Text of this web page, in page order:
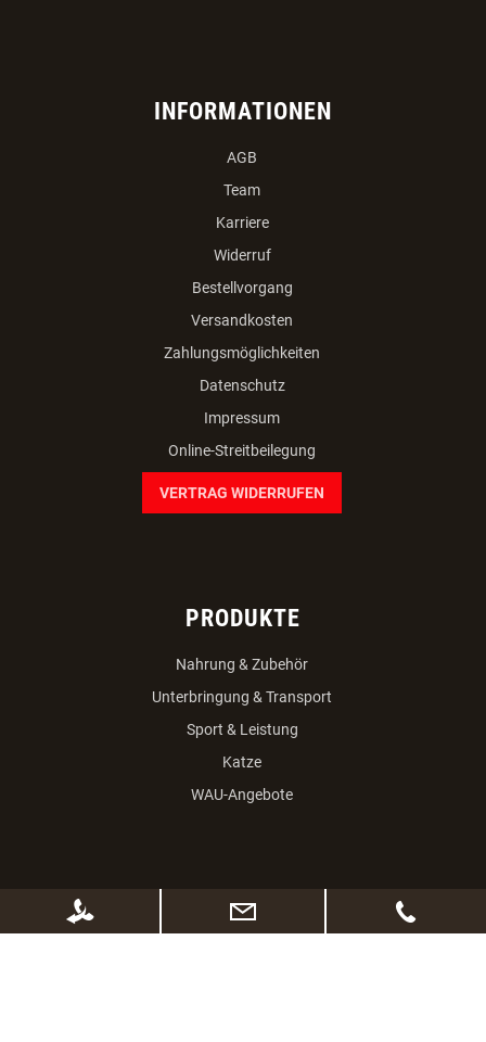
INFORMATIONEN
AGB
Team
Karriere
Widerruf
Bestellvorgang
Versandkosten
Zahlungsmöglichkeiten
Datenschutz
Impressum
Online-Streitbeilegung
VERTRAG WIDERRUFEN
PRODUKTE
Nahrung & Zubehör
Unterbringung & Transport
Sport & Leistung
Katze
WAU-Angebote
100% SICHERES ONLINESHOPPING